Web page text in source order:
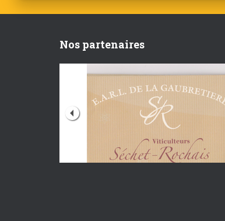
Nos partenaires